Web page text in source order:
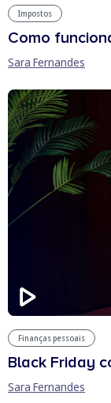
Impostos
Como
Sara Fernandes
Finanças pessoais
Black Friday
Sara Fernandes